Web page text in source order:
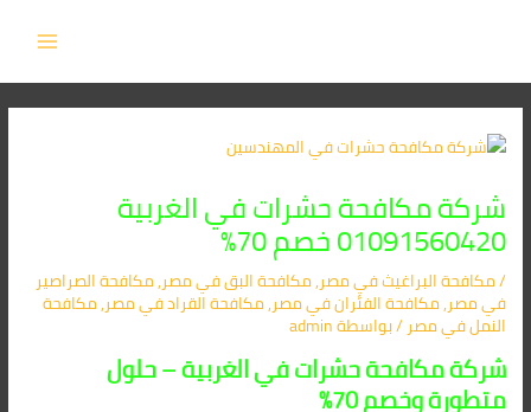
شركة مكافحة حشرات في الغربية
01091560420 خصم 70%
/مكافحة البراغيث​ في مصر,مكافحة البق​ في مصر,مكافحة الصراصير​
في مصر,مكافحة الفئران​ في مصر,مكافحة القراد​ في مصر,مكافحة
النمل​ في مصر/ بواسطةadmin
شركة مكافحة حشرات في الغربية – حلول
متطورة وخصم 70%